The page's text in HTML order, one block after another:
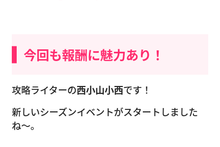
今回も報酬に魅力あり！
攻略ライターの西小山小西です！
新しいシーズンイベントがスタートしました
ね〜。